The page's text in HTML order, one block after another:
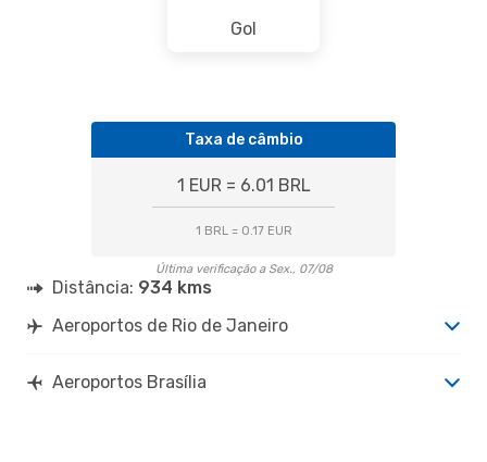
Gol
Taxa de câmbio
1 EUR = 6.01 BRL
1 BRL = 0.17 EUR
Última verificação a Sex., 07/08
Distância: 934 kms
Aeroportos de Rio de Janeiro
Aeroportos Brasília